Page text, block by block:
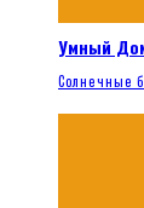
Умный
Солнечные